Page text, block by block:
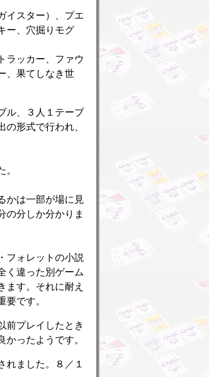
イスター）、プエ
ー、穴掘りモグ
ラッカー、ファウ
、果てしなき世
ル、３人１テーブ
形式で行われ、
かは一部が場に見
の分しか分かりま
フォレットの小説
く違った別ゲーム
ます。それに耐え
です。
前プレイしたとき
ったようです。
れました。８／１